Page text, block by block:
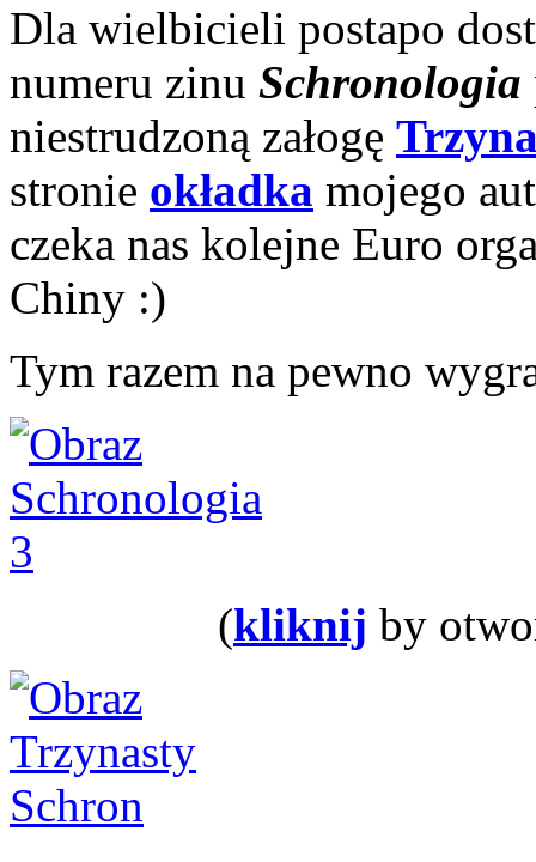
Dla wielbicieli postapo
numeru zinu Schronologia
niestrudzoną załogę
stronie okładka mojego
czeka nas kolejne Euro
Chiny :)
Tym razem na pewno
(kliknij by